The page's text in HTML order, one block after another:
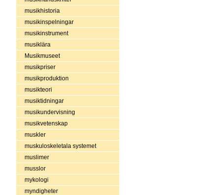
musikhistoria
musikinspelningar
musikinstrument
musiklära
Musikmuseet
musikpriser
musikproduktion
musikteori
musiktidningar
musikundervisning
musikvetenskap
muskler
muskuloskeletala systemet
muslimer
musslor
mykologi
myndigheter